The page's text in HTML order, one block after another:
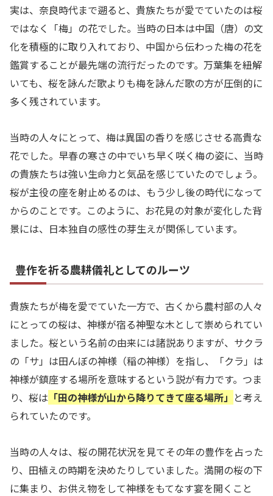
実は、奈良時代まで遡ると、貴族たちが愛でていたのは桜
ではなく「梅」の花でした。当時の日本は中国（唐）の文
化を積極的に取り入れており、中国から伝わった梅の花を
鑑賞することが最先端の流行だったのです。万葉集を紐解
いても、桜を詠んだ歌よりも梅を詠んだ歌の方が圧倒的に
多く残されています。
当時の人々にとって、梅は異国の香りを感じさせる高貴な
花でした。早春の寒さの中でいち早く咲く梅の姿に、当時
の貴族たちは強い生命力と気品を感じていたのでしょう。
桜が主役の座を射止めるのは、もう少し後の時代になって
からのことです。このように、お花見の対象が変化した背
景には、日本独自の感性の芽生えが関係しています。
豊作を祈る農耕儀礼としてのルーツ
貴族たちが梅を愛でていた一方で、古くから農村部の人々
にとっての桜は、神様が宿る神聖な木として崇められてい
ました。桜という名前の由来には諸説ありますが、サクラ
の「サ」は田んぼの神様（稲の神様）を指し、「クラ」は
神様が鎮座する場所を意味するという説が有力です。つま
り、桜は 「田の神様が山から降りてきて座る場所」 と考え
られていたのです。
当時の人々は、桜の開花状況を見てその年の豊作を占った
り、田植えの時期を決めたりしていました。満開の桜の下
に集まり、お供え物をして神様をもてなす宴を開くこと